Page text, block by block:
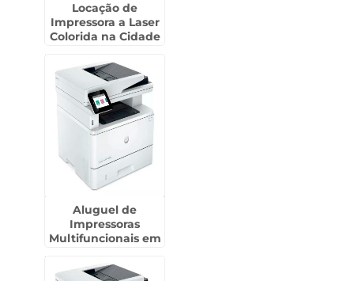
Locação de
Impressora a Laser
Colorida na Cidade
Aluguel de
Impressoras
Multifuncionais em